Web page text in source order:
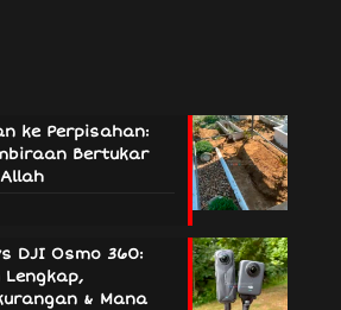
ke Perpisahan:
Bertukar
DJI Osmo 360:
Lengkap,
& Mana